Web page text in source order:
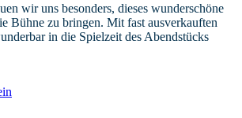
wir uns besonders, dieses wunderschöne
Bühne zu bringen. Mit fast ausverkauften
in die Spielzeit des Abendstücks